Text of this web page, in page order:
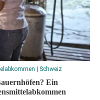
Schweiz
Ein